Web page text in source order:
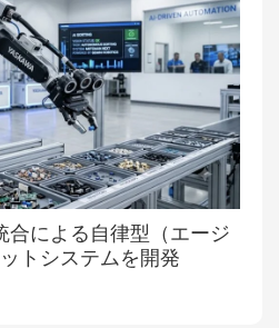
合による自律型（エージ
トシステムを開発